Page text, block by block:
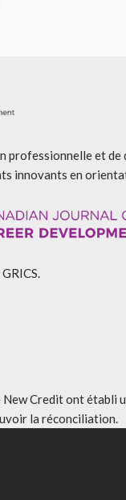
professionnelle et
innovants en
New Credit ont
la réconciliation